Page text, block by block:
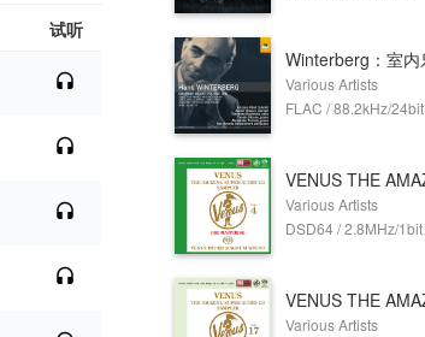
试听
Various Artists
FLAC / 88.2kHz/24bit
Various Artists
DSD64 / 2.8MHz/1bit
Various Artists